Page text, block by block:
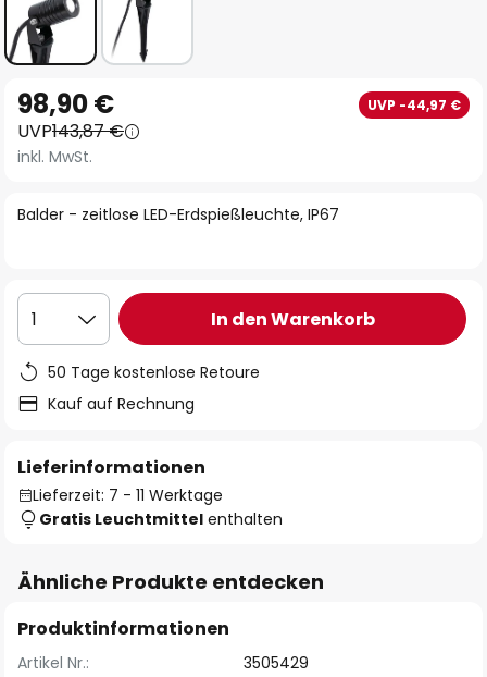
Anfang
der
Bildgalerie
Balder - zeitlose LED-Erdspießleuchte, IP67
98,90 € UVP -44,97 €
UVP143,87 €
inkl. MwSt.
1 In den Warenkorb
50 Tage kostenlose Retoure
Kauf auf Rechnung
Lieferinformationen
Lieferzeit: 7 - 11 Werktage
Gratis Leuchtmittel enthalten
Ähnliche Produkte entdecken
Produktinformationen
Artikel Nr.: 3505429